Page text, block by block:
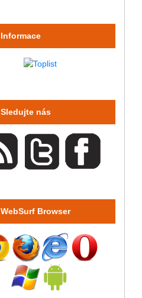
Informace
Sledujte nás
WebSurf Browser